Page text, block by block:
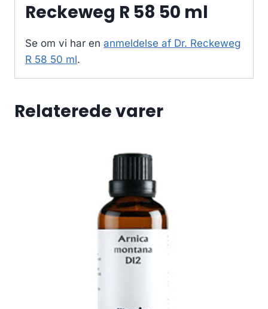
Reckeweg R 58 50 ml
Se om vi har en anmeldelse af Dr. Reckeweg
R 58 50 ml.
Relaterede varer